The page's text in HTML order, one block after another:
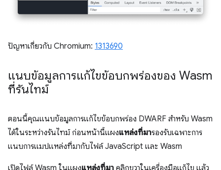
ปัญหาเกี่ยวกับ Chromium: 1313690
แนบข้อมูลการแก้ไขข้อบกพร่องของ Wasm
ที่รันไทม์
ตอนนี้คุณแนบข้อมูลการแก้ไขข้อบกพร่อง DWARF สำหรับ Wasm
ได้ในระหว่างรันไทม์ ก่อนหน้านี้แผงแหล่งที่มารองรับเฉพาะการ
แนบการแมปแหล่งที่มากับไฟล์ JavaScript และ Wasm